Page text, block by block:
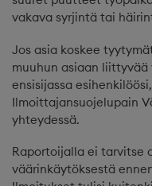
vakava syrjintä tai
Jos asia koskee
muuhun asiaan
ensisijassa
Ilmoittajansuojelupain
yhteydessä.
Raportoijalla ei tarvitse
väärinkäytöksestä